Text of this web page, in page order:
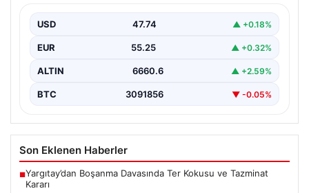
{ "title": "Fas'tan İspanya'ya Yamaç Paraşütüyle
"content": "Fas ile…
USD 47.74 ▲ +0.18%
EUR 55.25 ▲ +0.32%
ALTIN 6660.6 ▲ +2.59%
BTC 3091856 ▼ -0.05%
Son Eklenen Haberler
■Yargıtay’dan Boşanma Davasında Ter Kokusu ve Tazminat
Kararı